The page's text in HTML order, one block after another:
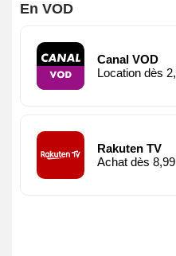
En VOD
Canal VOD
Location dès
Rakuten TV
Achat dès